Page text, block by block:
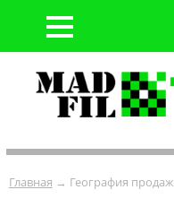
Главная → География